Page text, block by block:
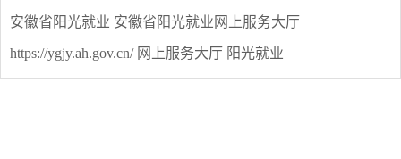
安徽省阳光就业 安徽省阳光就业网上服务大厅
https://ygjy.ah.gov.cn/ 网上服务大厅 阳光就业